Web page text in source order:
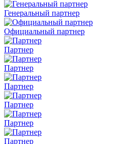
Генеральный партнер
Официальный партнер
Партнер
Партнер
Партнер
Партнер
Партнер
Партнер